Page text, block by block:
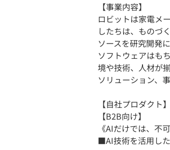
【事業内容】
ロビットは家電メ
したちは、ものづ
ソースを研究開発
ソフトウェアはも
境や技術、人材が
ソリューション、
【自社プロダクト】
【B2B向け】
《AIだけでは、不
■AI技術を活用した